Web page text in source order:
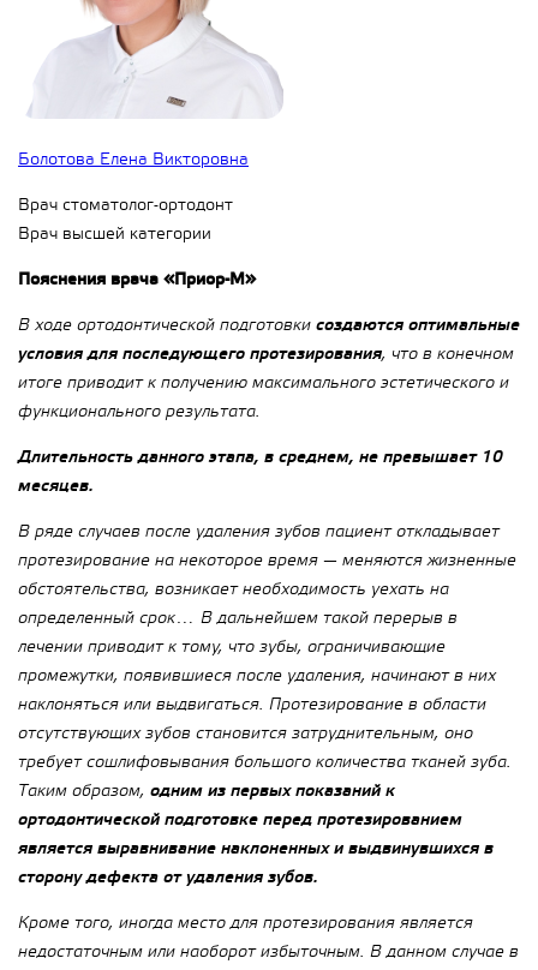
Болотова Елена Викторовна
Врач стоматолог-ортодонт
Врач высшей категории
Пояснения врача «Приор-М»
В ходе ортодонтической подготовки создаются оптимальные
условия для последующего протезирования, что в конечном
итоге приводит к получению максимального эстетического и
функционального результата.
Длительность данного этапа, в среднем, не превышает 10
месяцев.
В ряде случаев после удаления зубов пациент откладывает
протезирование на некоторое время — меняются жизненные
обстоятельства, возникает необходимость уехать на
определенный срок… В дальнейшем такой перерыв в
лечении приводит к тому, что зубы, ограничивающие
промежутки, появившиеся после удаления, начинают в них
наклоняться или выдвигаться. Протезирование в области
отсутствующих зубов становится затруднительным, оно
требует сошлифовывания большого количества тканей зуба.
Таким образом, одним из первых показаний к
ортодонтической подготовке перед протезированием
является выравнивание наклоненных и выдвинувшихся в
сторону дефекта от удаления зубов.
Кроме того, иногда место для протезирования является
недостаточным или наоборот избыточным. В данном случае в